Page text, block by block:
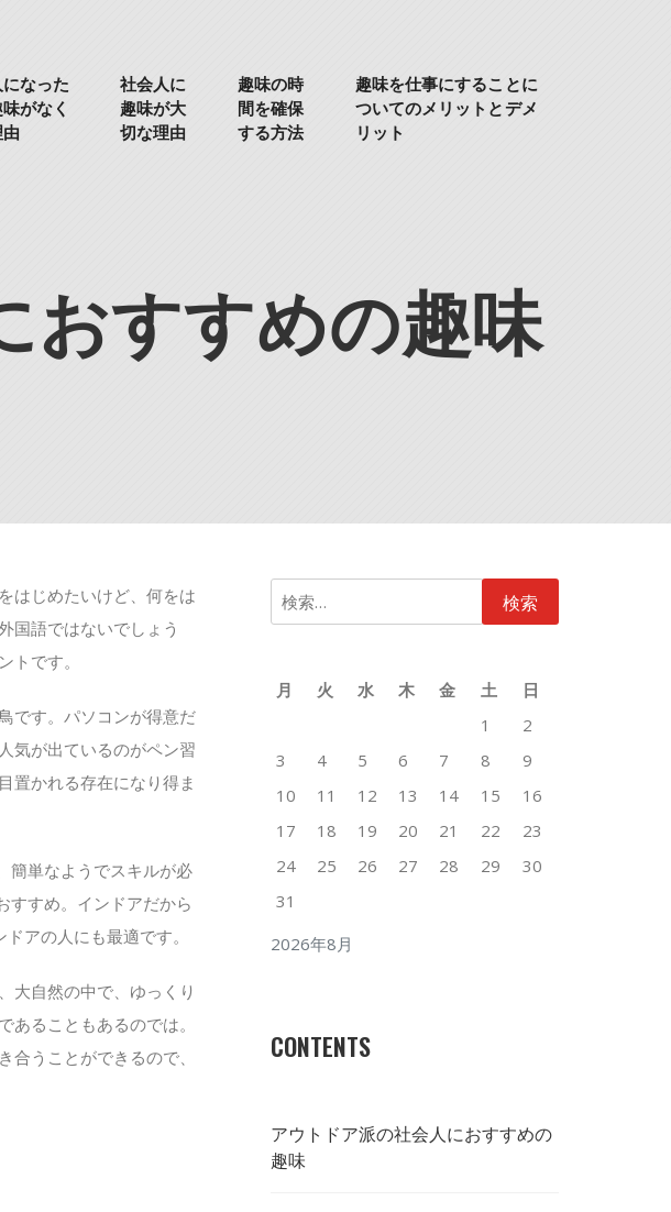
なった
がなく
社会人に
趣味が大
切な理由
趣味の時
間を確保
する方法
趣味を仕事にすることに
ついてのメリットとデメ
リット
おすすめの趣味
はじめたいけど、何をは
国語ではないでしょう
です。
です。パソコンが得意だ
気が出ているのがペン習
置かれる存在になり得ま
簡単なようでスキルが必
すすめ。インドアだから
アの人にも最適です。
大自然の中で、ゆっくり
ることもあるのでは。
うことができるので、
検
索:
2026年8月
月 火 水 木 金 土
日
1
2
3
4 5 6 7 8
9
10
11 12 13 14 15
16
17
18 19 20 21 22
23
24
25 26 27 28 29
30
31
CONTENTS
アウトドア派の社会人におすすめの
趣味